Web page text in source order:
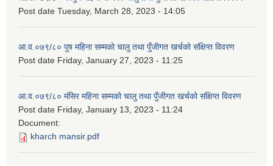
Post date Tuesday, March 28, 2023 - 14:05
आ.व.०७९/८० पुष महिना सम्मको चालु तथा पुँजीगत खर्चको संक्षिप्त विवरण
Post date Friday, January 27, 2023 - 11:25
आ.व.०७९/८० मंसिर महिना सम्मको चालु तथा पुँजीगत खर्चको संक्षिप्त विवरण
Post date Friday, January 13, 2023 - 11:24
Document:
kharch mansir.pdf